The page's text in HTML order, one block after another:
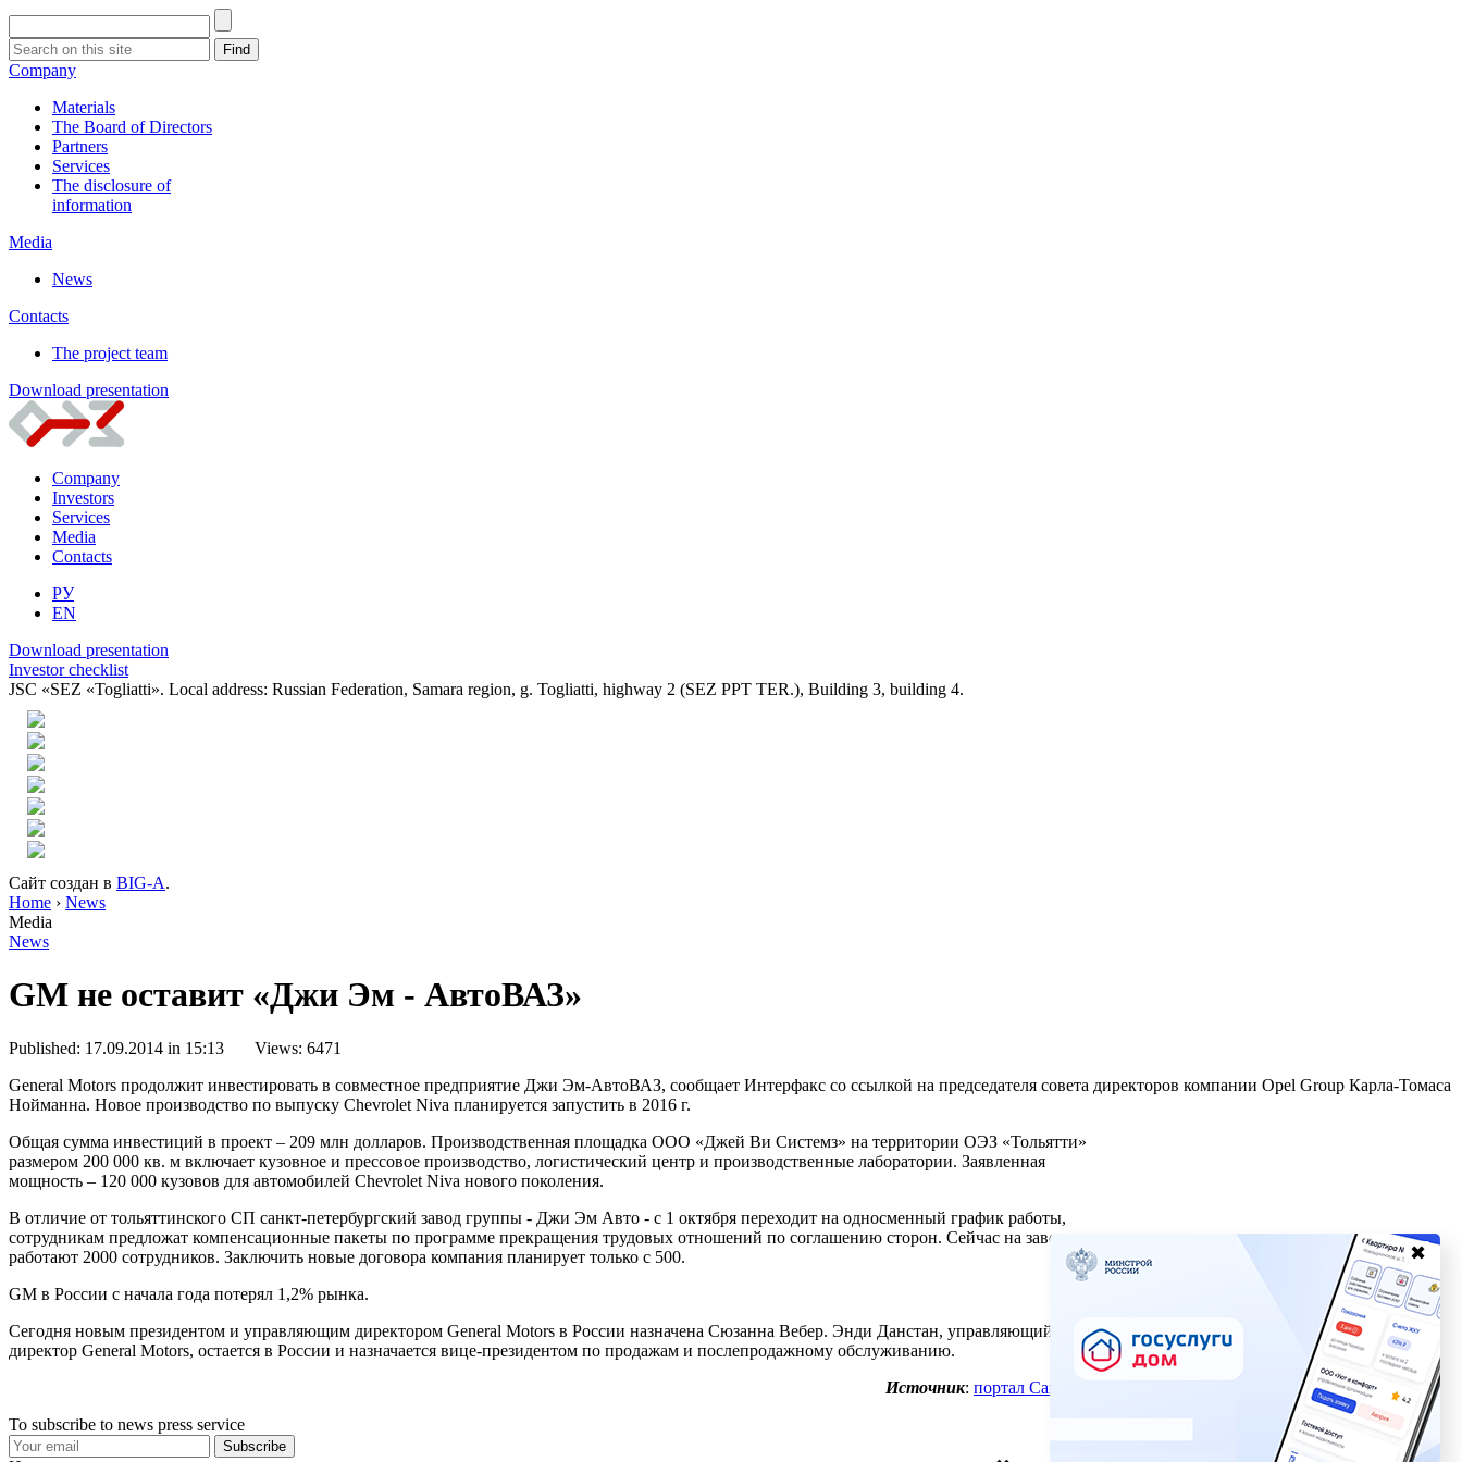
Company
Materials
The Board of Directors
Partners
Services
The disclosure of
information
Media
News
Contacts
The project team
Download presentation
Company
Investors
Services
Media
Contacts
РУ
EN
Download presentation
Investor checklist
JSC «SEZ «Togliatti». Local address: Russian Federation, Samara region, g. Togliatti, highway 2 (SEZ PPT TER.), Building 3, building 4.
Сайт создан в BIG-A.
Home › News
Media
News
GM не оставит «Джи Эм - АвтоВАЗ»
Published: 17.09.2014 in 15:13 Views: 6471
General Motors продолжит инвестировать в совместное предприятие Джи Эм-АвтоВАЗ, сообщает Интерфакс со ссылкой на председателя совета директоров компании Opel Group Карла-Томаса
Нойманна. Новое производство по выпуску Chevrolet Niva планируется запустить в 2016 г.
Общая сумма инвестиций в проект – 209 млн долларов. Производственная площадка ООО «Джей Ви Системз» на территории ОЭЗ «Тольятти»
размером 200 000 кв. м включает кузовное и прессовое производство, логистический центр и производственные лаборатории. Заявленная
мощность – 120 000 кузовов для автомобилей Chevrolet Niva нового поколения.
В отличие от тольяттинского СП санкт-петербургский завод группы - Джи Эм Авто - c 1 октября переходит на односменный график работы,
сотрудникам предложат компенсационные пакеты по программе прекращения трудовых отношений по соглашению сторон. Сейчас на заводе
работают 2000 сотрудников. Заключить новые договора компания планирует только с 500.
GM в России с начала года потерял 1,2% рынка.
Сегодня новым президентом и управляющим директором General Motors в России назначена Сюзанна Вебер. Энди Данстан, управляющий
директор General Motors, остается в России и назначается вице-президентом по продажам и послепродажному обслуживанию.
Источник: портал Самара.ру
To subscribe to news press service
✖